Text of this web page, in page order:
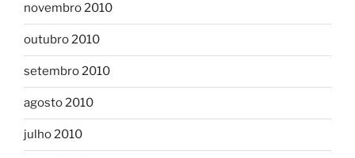
novembro 2010
outubro 2010
setembro 2010
agosto 2010
julho 2010